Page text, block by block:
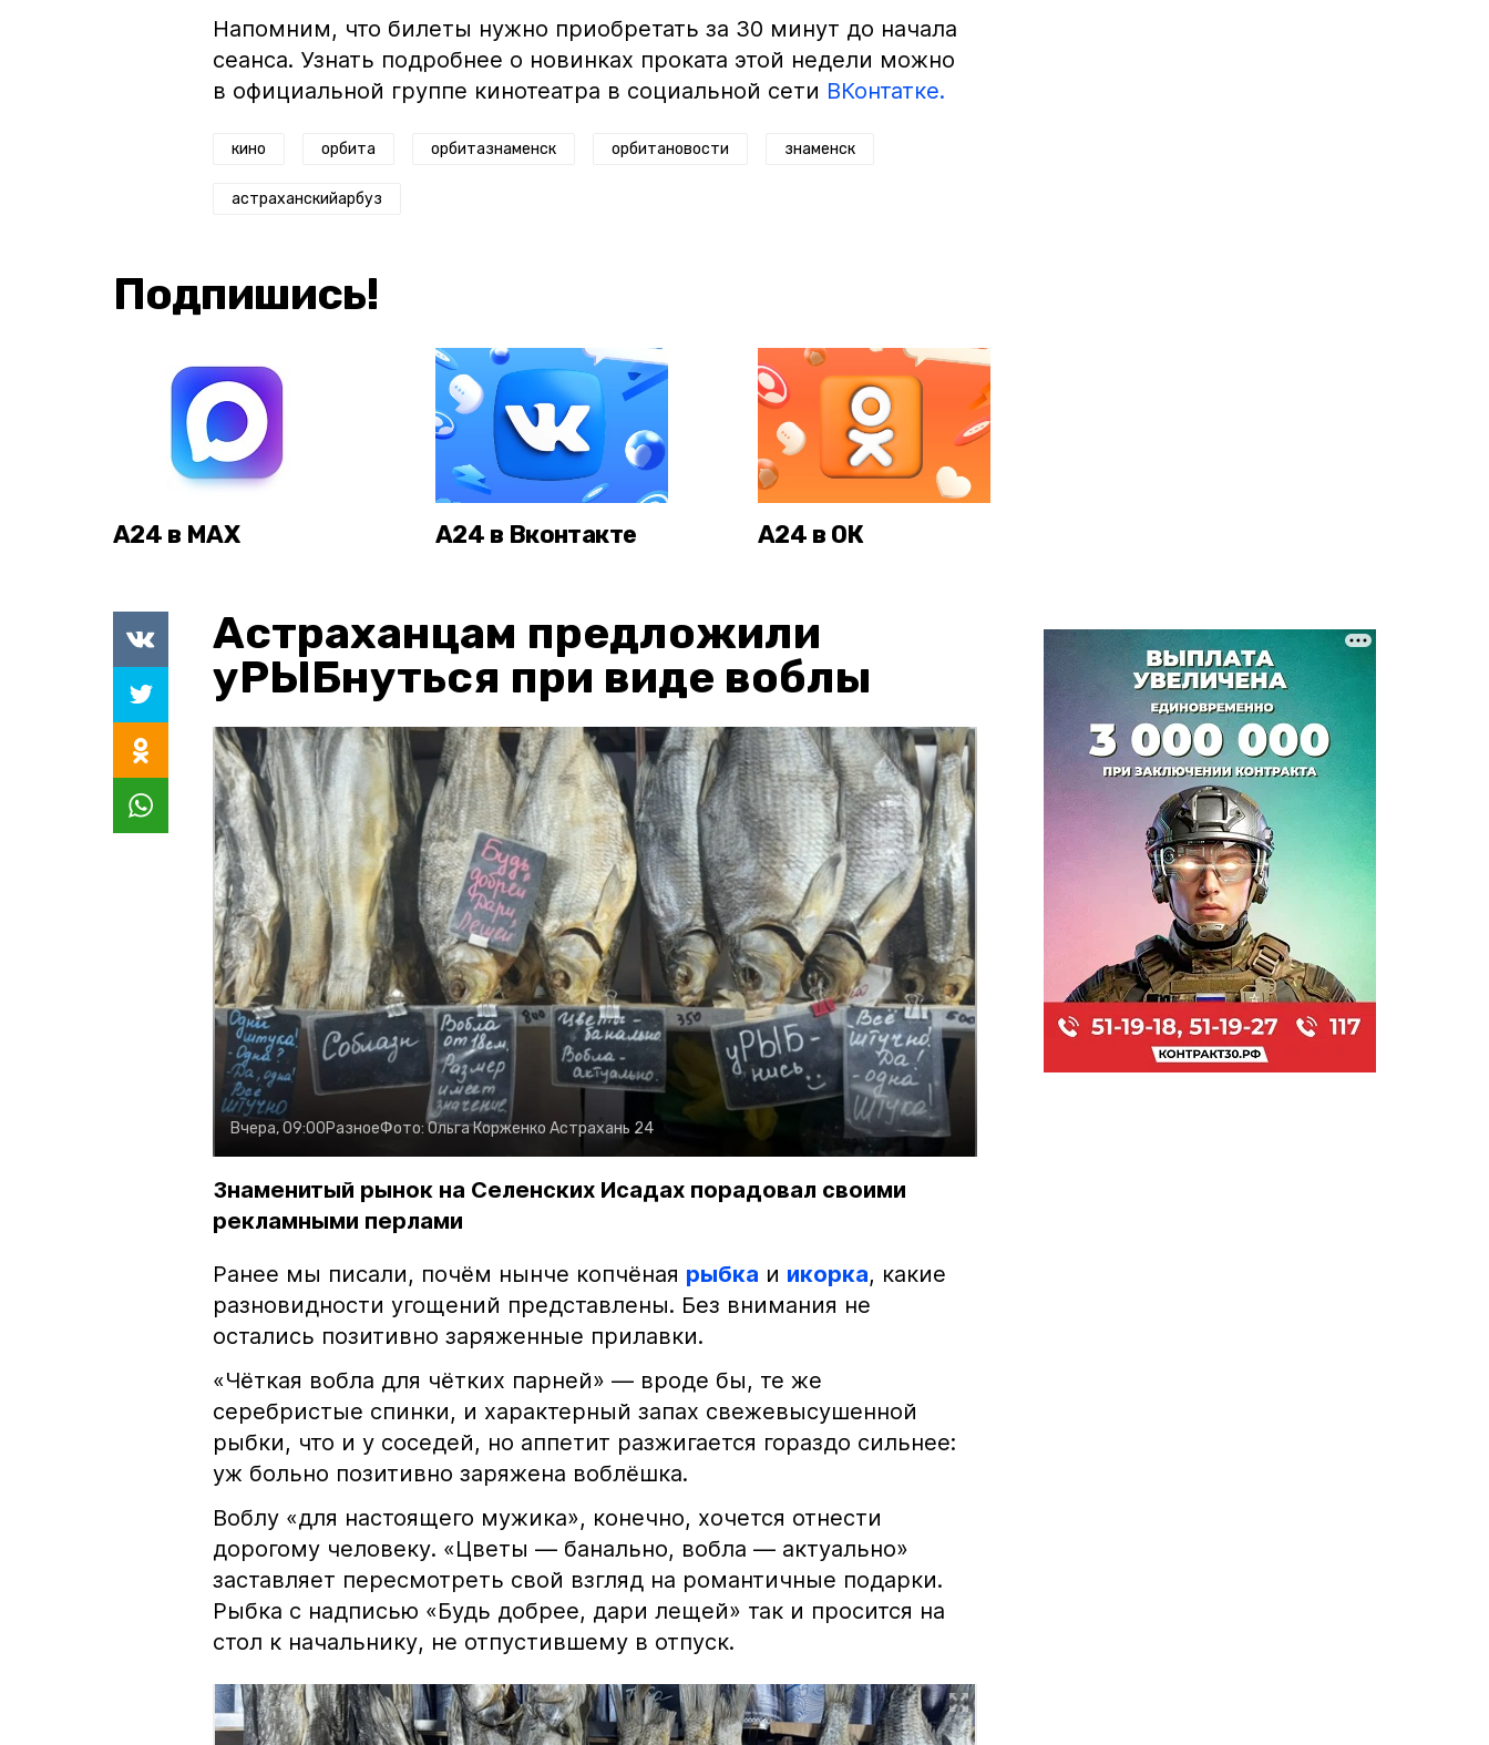
Напомним, что билеты нужно приобретать за 30 минут до начала
сеанса. Узнать подробнее о новинках проката этой недели можно
в официальной группе кинотеатра в социальной сети ВКонтатке.
кино орбита орбитазнаменск орбитановости знаменск
астраханскийарбуз
Подпишись!
А24 в MAX А24 в Вконтакте А24 в ОК
Астраханцам предложили
уРЫБнуться при виде воблы
Вчера, 09:00РазноеФото:Ольга Корженко Астрахань 24
Знаменитый рынок на Селенских Исадах порадовал своими
рекламными перлами
Ранее мы писали, почём нынче копчёная рыбка и икорка, какие
разновидности угощений представлены. Без внимания не
остались позитивно заряженные прилавки.
«Чёткая вобла для чётких парней» — вроде бы, те же
серебристые спинки, и характерный запах свежевысушенной
рыбки, что и у соседей, но аппетит разжигается гораздо сильнее:
уж больно позитивно заряжена воблёшка.
Воблу «для настоящего мужика», конечно, хочется отнести
дорогому человеку. «Цветы — банально, вобла — актуально»
заставляет пересмотреть свой взгляд на романтичные подарки.
Рыбка с надписью «Будь добрее, дари лещей» так и просится на
стол к начальнику, не отпустившему в отпуск.